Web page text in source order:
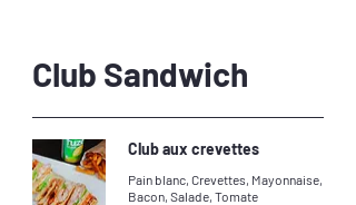
Club Sandwich
Club aux crevettes
Pain blanc, Crevettes, Mayonnaise,
Bacon, Salade, Tomate